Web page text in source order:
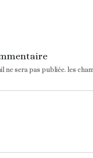
ne sera pas publiée. les